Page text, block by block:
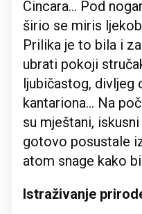
Cincara... Pod
širio se miris
Prilika je to bila i
ubrati pokoji
ljubičastog, divljeg
kantariona... Na
su mještani,
gotovo posustale
atom snage kako
Istraživanje